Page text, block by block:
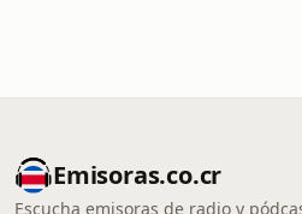
Emisoras.co.cr
Escucha emisoras de radio y